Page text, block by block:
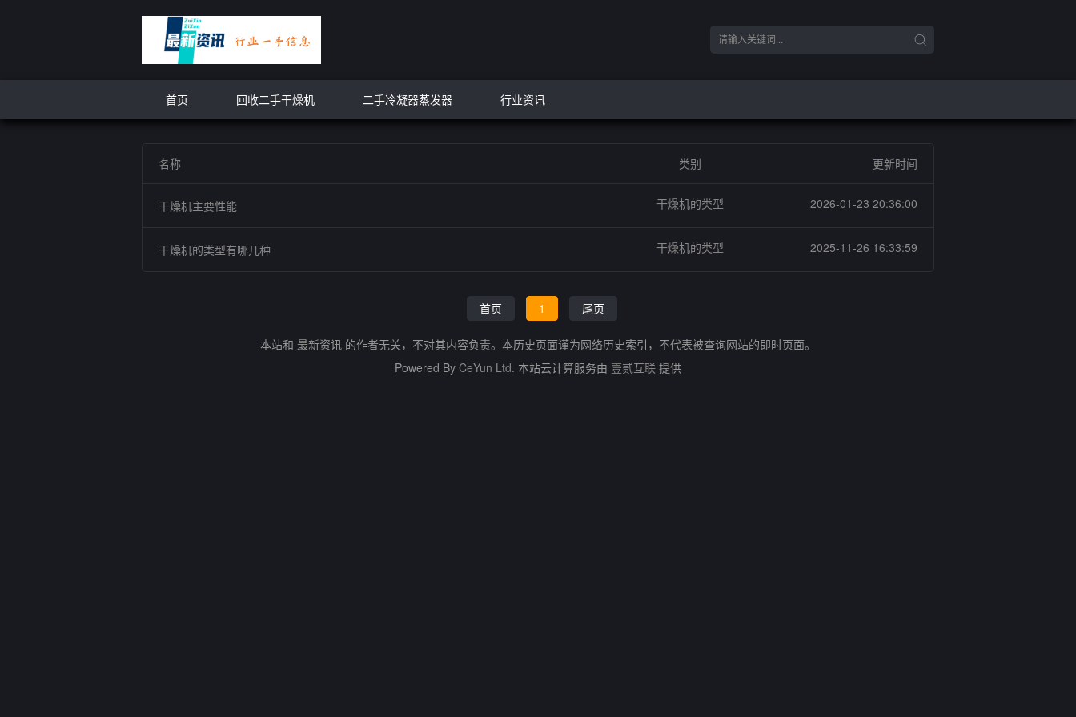
首页 回收二手干燥机 二手冷凝器蒸发器 行业资讯
名称 类别 更新时间
干燥机主要性能 干燥机的类型 2026-01-23 20:36:00
干燥机的类型有哪几种 干燥机的类型 2025-11-26 16:33:59
首页 1 尾页
本站和 最新资讯 的作者无关，不对其内容负责。本历史页面谨为网络历史索引，不代表被查询网站的即时页面。
Powered By CeYun Ltd. 本站云计算服务由 壹贰互联 提供